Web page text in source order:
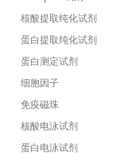
核酸提取纯化试剂
蛋白提取纯化试剂
蛋白测定试剂
细胞因子
免疫磁珠
核酸电泳试剂
蛋白电泳试剂